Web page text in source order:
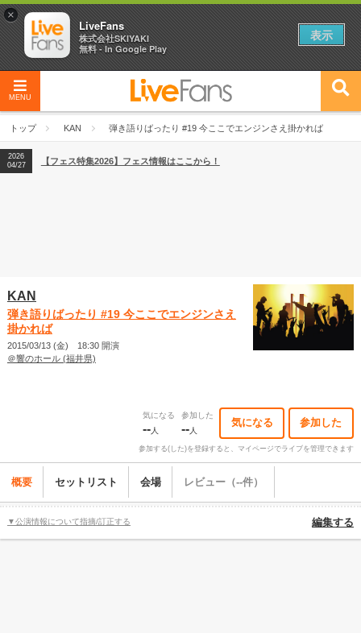
MENU
トップ KAN 弾き語りばったり #19 今ここでエンジンさえ掛かれば
2026
04/27
2026
【ライブ動員ランキング】2026年上半期編発表！
2026
04/27
【フェス特集2026】フェス情報はここから！
KAN
弾き語りばったり #19 今ここでエンジンさえ
掛かれば
2015/03/13 (金) 18:30 開演
＠響のホール (福井県)
気になる
--人
参加した
--人
気になる 参加した
参加する(した)を登録すると、マイページでライブを管理できます
概要 セットリスト 会場 レビュー（--件）
▼公演情報について指摘/訂正する 編集する
×
LiveFans
株式会社SKIYAKI
無料 - In Google Play
表示